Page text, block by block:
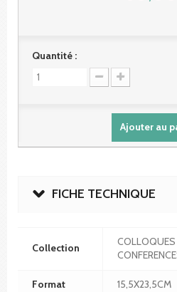
Quantité :
Ajouter au
FICHE TECHNIQUE
Collection
COLLOQUES
Format 15,5X23,5CM